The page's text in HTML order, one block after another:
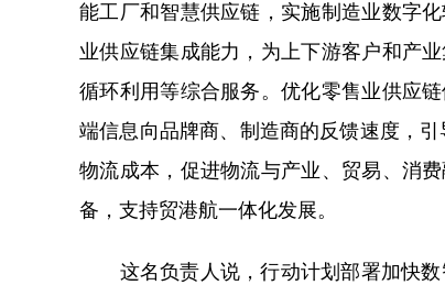
能工厂和智慧供应链，实施制造业数字
业供应链集成能力，为上下游客户和产
循环利用等综合服务。优化零售业供应
端信息向品牌商、制造商的反馈速度，
物流成本，促进物流与产业、贸易、消
备，支持贸港航一体化发展。
这名负责人说，行动计划部署加快数